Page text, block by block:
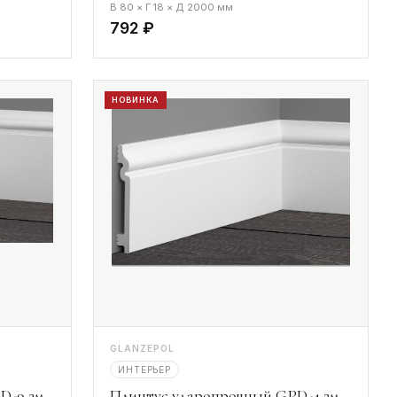
В 80 × Г 18 × Д 2000 мм
792 ₽
НОВИНКА
GLANZEPOL
ИНТЕРЬЕР